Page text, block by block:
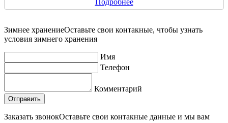
Подробнее
Зимнее хранениеОставьте свои контакные, чтобы узнать
условия зимнего хранения
Имя
Телефон
Комментарий
Заказать звонокОставьте свои контакные данные и мы вам